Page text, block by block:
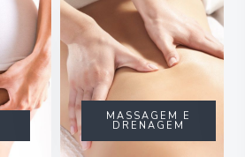
MASSAGEM E
DRENAGEM